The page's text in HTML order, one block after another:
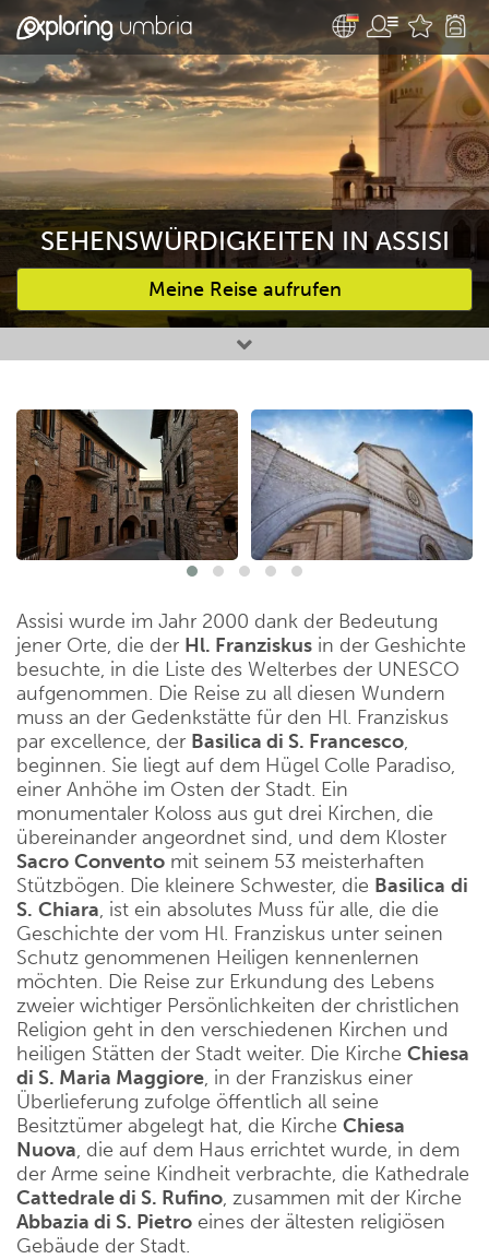
SEHENSWÜRDIGKEITEN IN ASSISI
Meine Reise aufrufen
Bevorzugte Aktivitäten
Assisi wurde im Jahr 2000 dank der Bedeutung
jener Orte, die der Hl. Franziskus in der Geshichte
besuchte, in die Liste des Welterbes der UNESCO
aufgenommen. Die Reise zu all diesen Wundern
muss an der Gedenkstätte für den Hl. Franziskus
par excellence, der Basilica di S. Francesco,
beginnen. Sie liegt auf dem Hügel Colle Paradiso,
einer Anhöhe im Osten der Stadt. Ein
monumentaler Koloss aus gut drei Kirchen, die
übereinander angeordnet sind, und dem Kloster
Sacro Convento mit seinem 53 meisterhaften
Stützbögen. Die kleinere Schwester, die Basilica di
S. Chiara, ist ein absolutes Muss für alle, die die
Geschichte der vom Hl. Franziskus unter seinen
Schutz genommenen Heiligen kennenlernen
möchten. Die Reise zur Erkundung des Lebens
zweier wichtiger Persönlichkeiten der christlichen
Religion geht in den verschiedenen Kirchen und
heiligen Stätten der Stadt weiter. Die Kirche Chiesa
di S. Maria Maggiore, in der Franziskus einer
Überlieferung zufolge öffentlich all seine
Besitztümer abgelegt hat, die Kirche Chiesa
Nuova, die auf dem Haus errichtet wurde, in dem
der Arme seine Kindheit verbrachte, die Kathedrale
Cattedrale di S. Rufino, zusammen mit der Kirche
Abbazia di S. Pietro eines der ältesten religiösen
Gebäude der Stadt.